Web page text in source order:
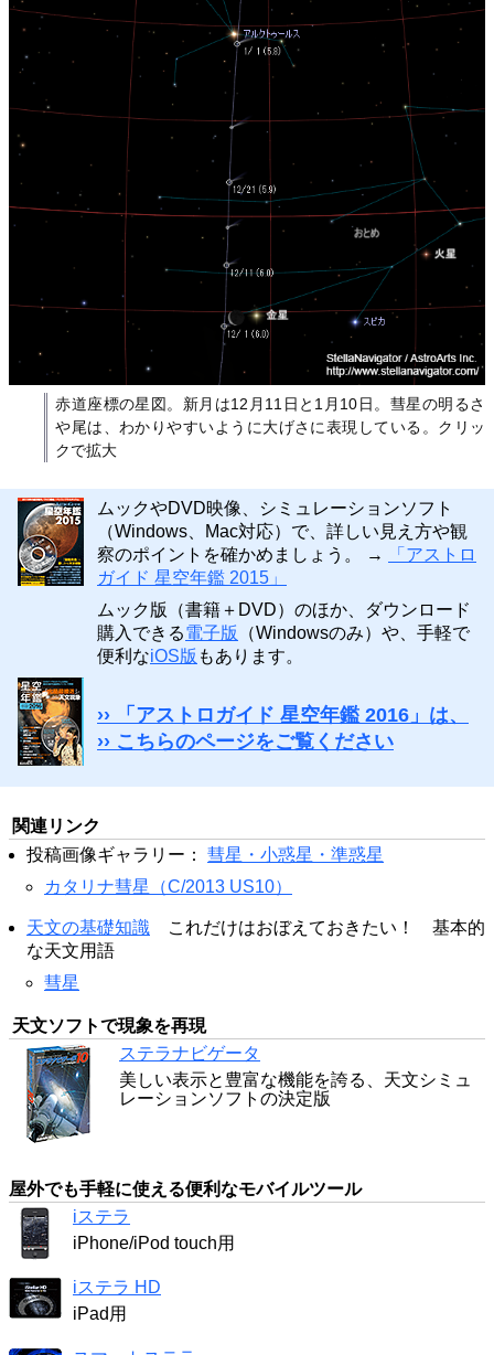
赤道座標の星図。新月は12月11日と1月10日。彗星の明るさ
や尾は、わかりやすいように大げさに表現している。クリッ
クで拡大
ムックやDVD映像、シミュレーションソフト
（Windows、Mac対応）で、詳しい見え方や観
察のポイントを確かめましょう。 →
「アストロ
ガイド 星空年鑑 2015」
ムック版（書籍＋DVD）のほか、ダウンロード
購入できる電子版
（Windowsのみ）や、手軽で
便利なiOS版 もあります。
›› 「アストロガイド 星空年鑑 2016」は、
›› こちらのページをご覧ください
関連リンク
投稿画像ギャラリー： 彗星・小惑星・準惑星
カタリナ彗星（C/2013 US10）
天文の基礎知識 これだけはおぼえておきたい！ 基本的
な天文用語
彗星
天文ソフトで現象を再現
ステラナビゲータ
美しい表示と豊富な機能を誇る、天文シミュ
レーションソフトの決定版
屋外でも手軽に使える便利なモバイルツール
iステラ
iPhone/iPod touch用
iステラ HD
iPad用